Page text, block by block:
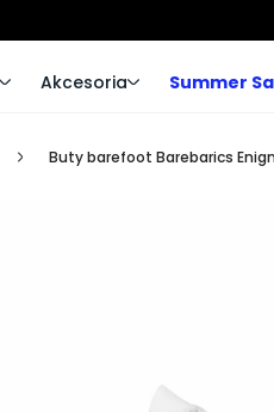
Akcesoria Summer
Buty barefoot Barebarics